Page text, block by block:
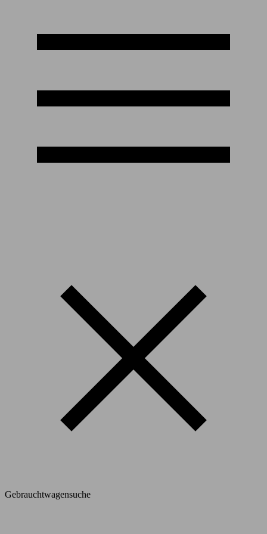
Gebrauchtwagensuche